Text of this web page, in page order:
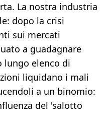
La nostra industria
dopo la crisi
sui mercati
a guadagnare
lungo elenco di
liquidano i mali
a un binomio:
del 'salotto